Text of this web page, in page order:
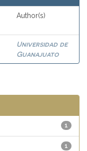
Author(s)
Universidad de
Guanajuato
1
1